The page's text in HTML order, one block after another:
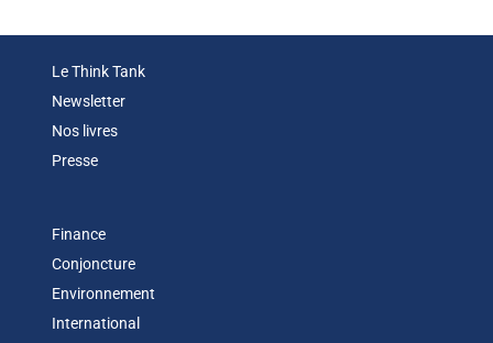
Le Think Tank
Newsletter
Nos livres
Presse
Finance
Conjoncture
Environnement
International